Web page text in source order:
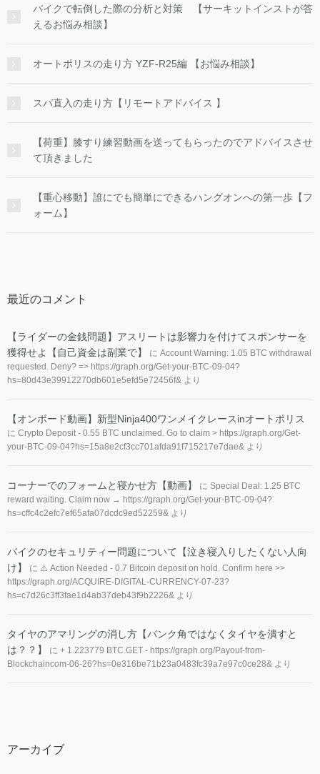
バイクで転倒した際の分析と対策 【サーキットインストが答
えるお悩み相談】
オートポリスの走り方 YZF-R25編 【お悩み相談】
スパ直入の走り方【リモートアドバイス 】
【荷重】膝すり練習動画を送ってもらったのでアドバイスさせ
て頂きました
【重心移動】誰にでも簡単にできるハングオンへの第一歩【フ
ォーム】
最近のコメント
【ライダーの金銭問題】アスリートは影響力を付けてスポンサーを
獲得せよ【自己資金は副業で】
に Account Warning: 1.05 BTC withdrawal
requested. Deny? => https://graph.org/Get-your-BTC-09-04?
hs=80d43e39912270db601e5efd5e72456f& より
【オンボード動画】新型Ninja400ワンメイクレースinオートポリス
に Crypto Deposit - 0.55 BTC unclaimed. Go to claim > https://graph.org/Get-
your-BTC-09-04?hs=15a8e2cf3cc701afda91f715217e7dae& より
コーナーでのフォームと寝かせ方【動画】 に Special Deal: 1.25 BTC
reward waiting. Claim now → https://graph.org/Get-your-BTC-09-04?
hs=cffc4c2efc7ef65afa07dcdc9ed52259& より
バイクのセキュリティー問題について【泣き寝入りしたくない人向
け】
に ⚠️ Action Needed - 0.7 Bitcoin deposit on hold. Confirm here >>
https://graph.org/ACQUIRE-DIGITAL-CURRENCY-07-23?
hs=c7d26c3ff3fae1d4ab37deb43f9b2226& より
タイヤのアマリングの消し方【バンク角ではなくタイヤを潰すと
は？？】
に + 1.223779 BTC.GET - https://graph.org/Payout-from-
Blockchaincom-06-26?hs=0e316be71b23a0483fc39a7e97c0ce28& より
アーカイブ